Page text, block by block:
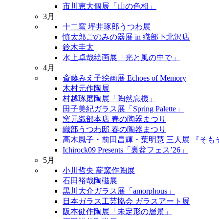
市川恵大個展「山の色相」
3月
十二窯 坪井琢郎うつわ展
慎太郎ごのみの器展 in 織部下北沢店
鈴木圭太
水上卓哉絵画展「光と風の中で」
4月
斎藤みえ子絵画展 Echoes of Memory
木村元作陶展
村越琢磨陶展「陶然忘機」
田子美紀ガラス展「Spring Palette」
窯元織部本店 春の陶器まつり
織部うつわ邸 春の陶器まつり
高木風子・前田昌輝・葉明慧 三人展 『そも
Ichirock09 Presents「裏盆フェス’26」
5月
小川哲央 薪窯作陶展
石田裕哉陶磁展
黒川大介ガラス展「amorphous」
日本ガラス工芸協会 ガラスアート展
阪本健作陶展「未定形の層景」